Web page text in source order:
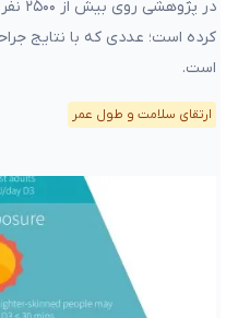
کرده است؛ عددی که با نتایج
است.
ارتقای سلامت و طول عمر